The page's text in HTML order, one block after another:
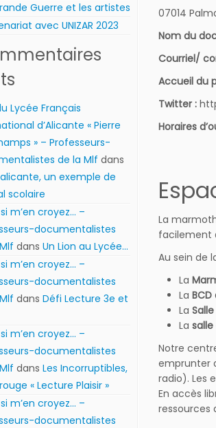
Guerre et les artistes
avec UNIZAR 2023
Lycée Français
d’Alicante « Pierre
» – Professeurs-
de la Mlf dans
un exemple de
scolaire
m’en croyez… –
documentalistes
dans Un Lion au Lycée…
m’en croyez… –
documentalistes
dans Défi Lecture 3e et
m’en croyez… –
documentalistes
dans Les Incorruptibles,
« Lecture Plaisir »
m’en croyez… –
documentalistes
07014
Nom du
Courriel/
Accueil du
Twitter :
Horaires
La
facilement
Au sein de
La
La BCD
La
La
Notre
emprunter
radio). Les
En accès
ressources